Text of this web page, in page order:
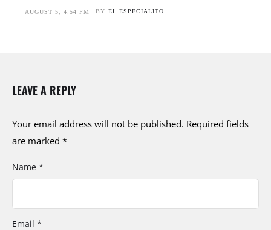
AUGUST 5, 4:54 PM BY EL ESPECIALITO
LEAVE A REPLY
Your email address will not be published. Required fields
are marked *
Name *
Email *